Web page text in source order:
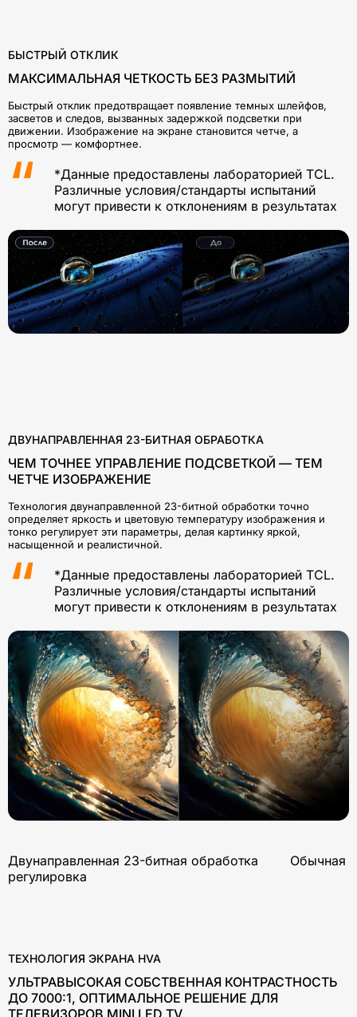
БЫСТРЫЙ ОТКЛИК
МАКСИМАЛЬНАЯ ЧЕТКОСТЬ БЕЗ РАЗМЫТИЙ
Быстрый отклик предотвращает появление темных шлейфов,
засветов и следов, вызванных задержкой подсветки при
движении. Изображение на экране становится четче, а
просмотр — комфортнее.
*Данные предоставлены лабораторией TCL.
Различные условия/стандарты испытаний
могут привести к отклонениям в результатах
ДВУНАПРАВЛЕННАЯ 23-БИТНАЯ ОБРАБОТКА
ЧЕМ ТОЧНЕЕ УПРАВЛЕНИЕ ПОДСВЕТКОЙ — ТЕМ
ЧЕТЧЕ ИЗОБРАЖЕНИЕ
Технология двунаправленной 23-битной обработки точно
определяет яркость и цветовую температуру изображения и
тонко регулирует эти параметры, делая картинку яркой,
насыщенной и реалистичной.
*Данные предоставлены лабораторией TCL.
Различные условия/стандарты испытаний
могут привести к отклонениям в результатах
Двунаправленная 23-битная обработка Обычная
регулировка
ТЕХНОЛОГИЯ ЭКРАНА HVA
УЛЬТРАВЫСОКАЯ СОБСТВЕННАЯ КОНТРАСТНОСТЬ
ДО 7000:1, ОПТИМАЛЬНОЕ РЕШЕНИЕ ДЛЯ
ТЕЛЕВИЗОРОВ MINI LED TV